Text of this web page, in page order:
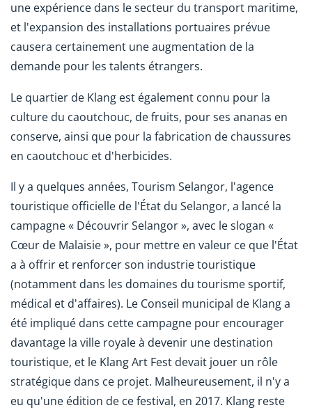
une expérience dans le secteur du transport maritime,
et l'expansion des installations portuaires prévue
causera certainement une augmentation de la
demande pour les talents étrangers.
Le quartier de Klang est également connu pour la
culture du caoutchouc, de fruits, pour ses ananas en
conserve, ainsi que pour la fabrication de chaussures
en caoutchouc et d'herbicides.
Il y a quelques années, Tourism Selangor, l'agence
touristique officielle de l'État du Selangor, a lancé la
campagne « Découvrir Selangor », avec le slogan «
Cœur de Malaisie », pour mettre en valeur ce que l'État
a à offrir et renforcer son industrie touristique
(notamment dans les domaines du tourisme sportif,
médical et d'affaires). Le Conseil municipal de Klang a
été impliqué dans cette campagne pour encourager
davantage la ville royale à devenir une destination
touristique, et le Klang Art Fest devait jouer un rôle
stratégique dans ce projet. Malheureusement, il n'y a
eu qu'une édition de ce festival, en 2017. Klang reste